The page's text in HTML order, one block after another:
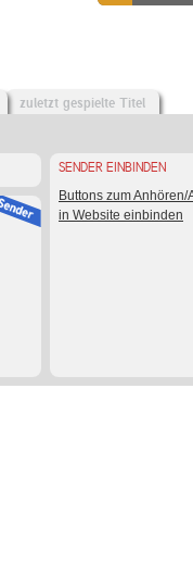
zuletzt gespielte Titel
SENDER EINBINDEN
Buttons zum Anhören/
in Website einbinden